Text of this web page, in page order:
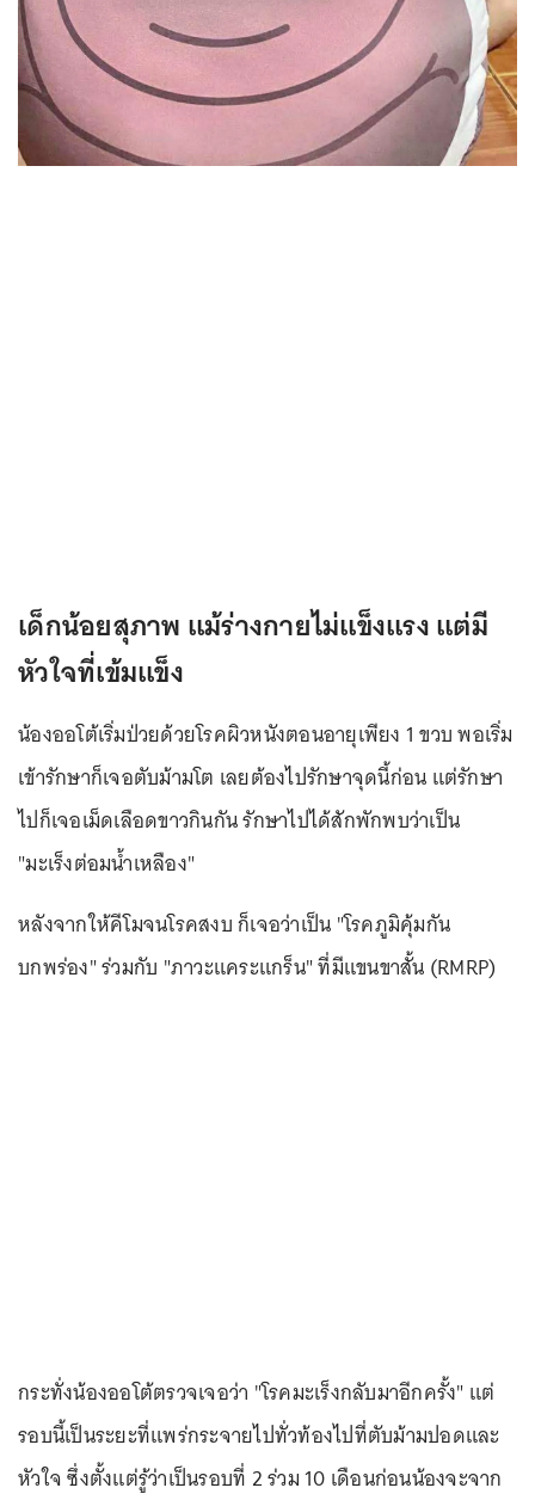
เด็กน้อยสุภาพ แม้ร่างกายไม่แข็งแรง แต่มี
หัวใจที่เข้มแข็ง
น้องออโต้เริ่มป่วยด้วยโรคผิวหนังตอนอายุเพียง 1 ขวบ พอเริ่ม
เข้ารักษาก็เจอตับม้ามโต เลยต้องไปรักษาจุดนี้ก่อน แต่รักษา
ไปก็เจอเม็ดเลือดขาวกินกัน รักษาไปได้สักพักพบว่าเป็น
"มะเร็งต่อมน้ำเหลือง"
หลังจากให้คีโมจนโรคสงบ ก็เจอว่าเป็น "โรคภูมิคุ้มกัน
บกพร่อง" ร่วมกับ "ภาวะแคระแกร็น" ที่มีแขนขาสั้น (RMRP)
กระทั่งน้องออโต้ตรวจเจอว่า "โรคมะเร็งกลับมาอีกครั้ง" แต่
รอบนี้เป็นระยะที่แพร่กระจายไปทั่วท้องไปที่ตับม้ามปอดและ
หัวใจ ซึ่งตั้งแต่รู้ว่าเป็นรอบที่ 2 ร่วม 10 เดือนก่อนน้องจะจาก